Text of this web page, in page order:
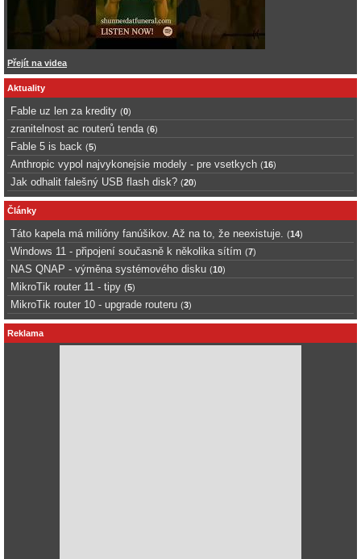
Přejít na videa
Aktuality
Fable uz len za kredity (0)
zranitelnost ac routerů tenda (6)
Fable 5 is back (5)
Anthropic vypol najvykonejsie modely - pre vsetkych (16)
Jak odhalit falešný USB flash disk? (20)
Články
Táto kapela má milióny fanúšikov. Až na to, že neexistuje. (14)
Windows 11 - připojení současně k několika sítím (7)
NAS QNAP - výměna systémového disku (10)
MikroTik router 11 - tipy (5)
MikroTik router 10 - upgrade routeru (3)
Reklama